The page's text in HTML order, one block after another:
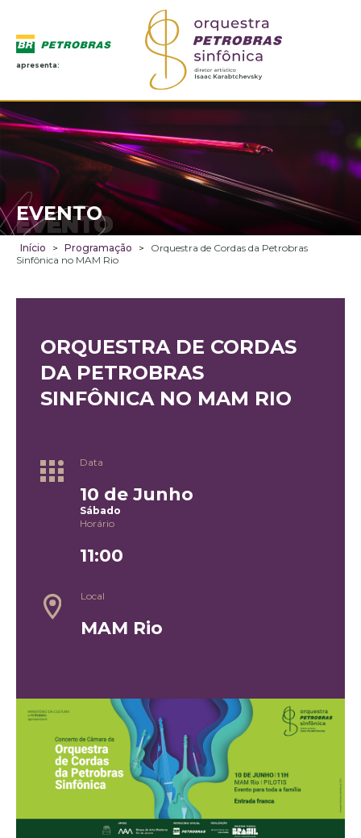
apresenta:
EVENTO
EVENTO
Início > Programação >
Orquestra de Cordas da Petrobras
Sinfônica no MAM Rio
ORQUESTRA DE CORDAS
DA PETROBRAS
SINFÔNICA NO MAM RIO
Data
10 de Junho
Sábado
Horário
11:00
Local
MAM Rio